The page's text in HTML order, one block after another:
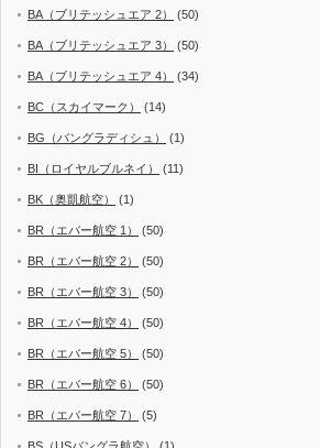
BA（ブリテッシュエア 2） (50)
BA（ブリテッシュエア 3） (50)
BA（ブリテッシュエア 4） (34)
BC（スカイマーク） (14)
BG（バングラディシュ） (1)
BI（ロイヤルブルネイ） (11)
BK（奥凱航空） (1)
BR（エバー航空 1） (50)
BR（エバー航空 2） (50)
BR（エバー航空 3） (50)
BR（エバー航空 4） (50)
BR（エバー航空 5） (50)
BR（エバー航空 6） (50)
BR（エバー航空 7） (5)